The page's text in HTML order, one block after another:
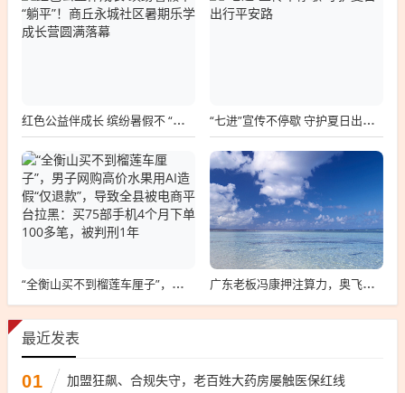
红色公益伴成长 缤纷暑假不 “躺平”！商丘永城社区暑期乐学成长营圆满落幕 “七进”宣传不停歇 守护夏日出行平安路
“全衡山买不到榴莲车厘子”，男子网购高价水果用AI造假“仅退款”，导致全县被电商平台拉黑：买75部手机4个月下单100多笔，被判刑1年 广东老板冯康押注算力，奥飞数据上半年净利猛增123%，但总负债首超126亿元
最近发表
01 加盟狂飙、合规失守，老百姓大药房屡触医保红线